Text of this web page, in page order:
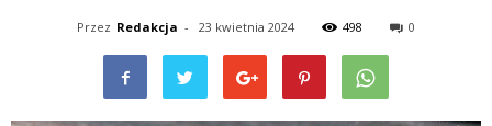
Przez Redakcja - 23 kwietnia 2024 498 0